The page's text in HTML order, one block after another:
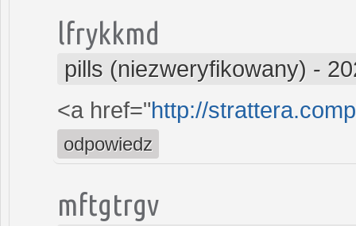
lfrykkmd
pills (niezweryfikowany) -
<a href="http://
odpowiedz
mftgtrgv